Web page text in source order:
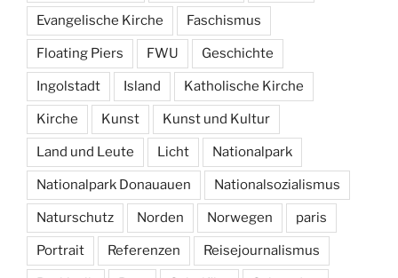
Evangelische Kirche Faschismus
Floating Piers FWU Geschichte
Ingolstadt Island Katholische Kirche
Kirche Kunst Kunst und Kultur
Land und Leute Licht Nationalpark
Nationalpark Donauauen Nationalsozialismus
Naturschutz Norden Norwegen paris
Portrait Referenzen Reisejournalismus